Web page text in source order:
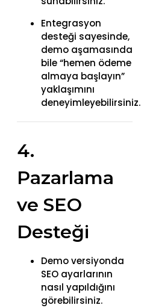
Entegrasyon
desteği sayesinde,
demo aşamasında
bile “hemen ödeme
almaya başlayın”
yaklaşımını
deneyimleyebilirsiniz.
4.
Pazarlama
ve SEO
Desteği
Demo versiyonda
SEO ayarlarının
nasıl yapıldığını
görebilirsiniz.